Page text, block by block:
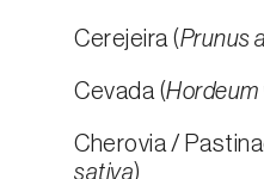
Cerejeira (Prunus
Cevada (Hordeum
Cherovia /
sativa)